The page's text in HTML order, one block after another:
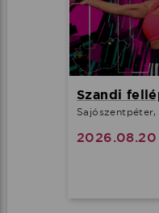
Szandi
2026.08.20